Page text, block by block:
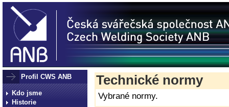
Profil CWS ANB
Kdo jsme
Historie
Technické normy
Vybrané normy.